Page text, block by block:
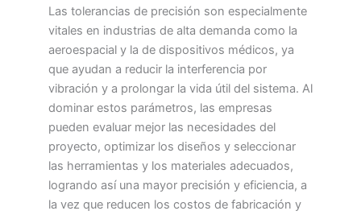
Las tolerancias de precisión son especialmente
vitales en industrias de alta demanda como la
aeroespacial y la de dispositivos médicos, ya
que ayudan a reducir la interferencia por
vibración y a prolongar la vida útil del sistema. Al
dominar estos parámetros, las empresas
pueden evaluar mejor las necesidades del
proyecto, optimizar los diseños y seleccionar
las herramientas y los materiales adecuados,
logrando así una mayor precisión y eficiencia, a
la vez que reducen los costos de fabricación y